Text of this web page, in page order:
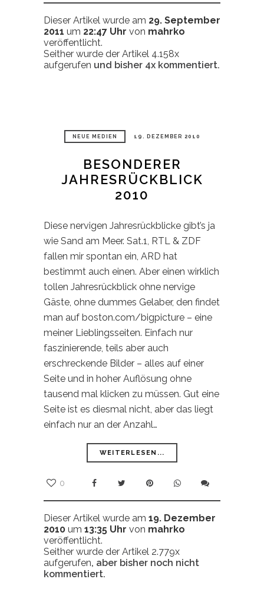
Dieser Artikel wurde am 29. September
2011 um 22:47 Uhr von mahrko
veröffentlicht.
Seither wurde der Artikel 4.158x
aufgerufen und bisher 4x kommentiert.
NEUE MEDIEN 19. DEZEMBER 2010
BESONDERER
JAHRESRÜCKBLICK
2010
Diese nervigen Jahresrückblicke gibt’s ja
wie Sand am Meer. Sat.1, RTL & ZDF
fallen mir spontan ein, ARD hat
bestimmt auch einen. Aber einen wirklich
tollen Jahresrückblick ohne nervige
Gäste, ohne dummes Gelaber, den findet
man auf boston.com/bigpicture – eine
meiner Lieblingsseiten. Einfach nur
faszinierende, teils aber auch
erschreckende Bilder – alles auf einer
Seite und in hoher Auflösung ohne
tausend mal klicken zu müssen. Gut eine
Seite ist es diesmal nicht, aber das liegt
einfach nur an der Anzahl…
WEITERLESEN...
0
Dieser Artikel wurde am 19. Dezember
2010 um 13:35 Uhr von mahrko
veröffentlicht.
Seither wurde der Artikel 2.779x
aufgerufen, aber bisher noch nicht
kommentiert.